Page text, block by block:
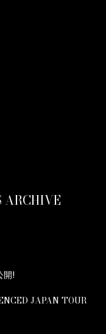
ARCHIVE
開!
JAPAN TOUR